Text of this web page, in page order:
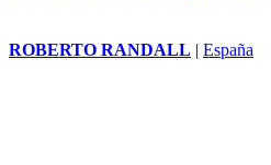
ROBERTO RANDALL | España